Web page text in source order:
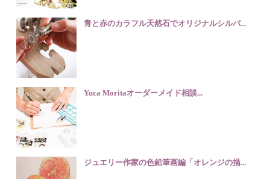
青と赤のカラフル天然石でオリジナルシルバ...
Yuca Moritaオーダーメイド相談...
ジュエリー作家の色鉛筆画編「オレンジの描...